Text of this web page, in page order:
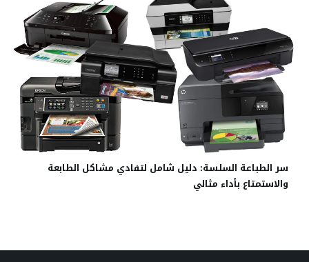
سر الطباعة السلسة: دليل شامل لتفادي مشاكل الطابعة
والاستمتاع بأداء مثالي